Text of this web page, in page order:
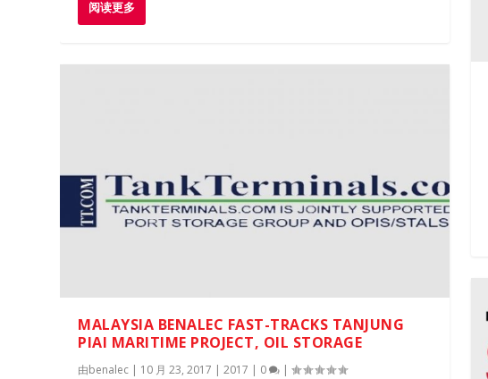
阅读更多
MALAYSIA BENALEC FAST-TRACKS TANJUNG
PIAI MARITIME PROJECT, OIL STORAGE
由benalec | 10 月 23, 2017 |2017 | 0 |